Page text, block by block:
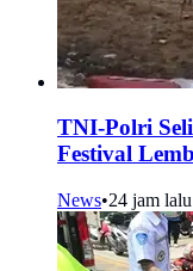
TNI-Polri
Festival
News•24 jam lalu